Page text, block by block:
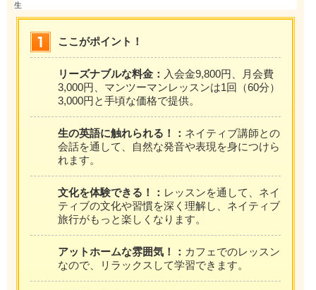
ここがポイント！
リーズナブルな料金： 入会金9,800円、月会費
3,000円、マンツーマンレッスンは1回（60分）
3,000円と手頃な価格で提供。
生の英語に触れられる！： ネイティブ講師との
会話を通して、自然な発音や表現を身につけら
れます。
文化を体験できる！： レッスンを通して、ネイ
ティブの文化や習慣を深く理解し、ネイティブ
旅行がもっと楽しくなります。
アットホームな雰囲気！： カフェでのレッスン
なので、リラックスして学習できます。